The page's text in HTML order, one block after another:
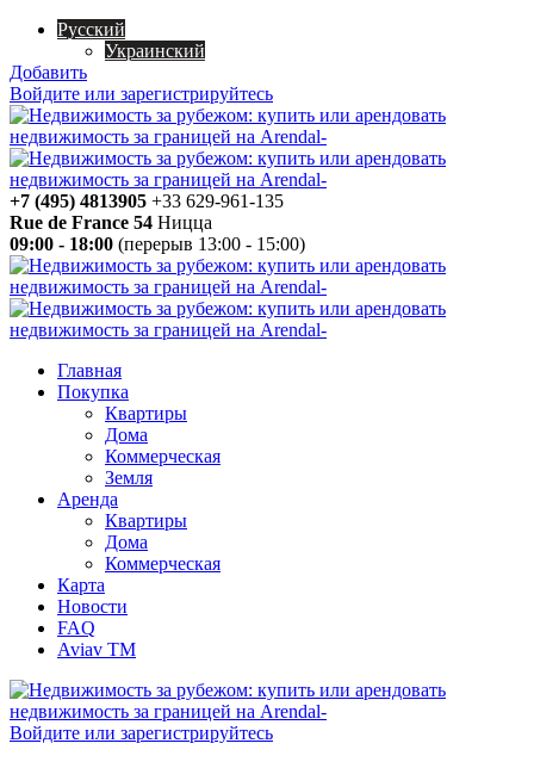
Русский
Украинский
Добавить
Войдите или зарегистрируйтесь
+7 (495) 4813905 +33 629-961-135
Rue de France 54 Ницца
09:00 - 18:00 (перерыв 13:00 - 15:00)
Главная
Покупка
Квартиры
Дома
Коммерческая
Земля
Аренда
Квартиры
Дома
Коммерческая
Карта
Новости
FAQ
Aviav TM
Войдите или зарегистрируйтесь